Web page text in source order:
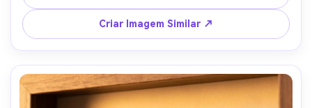
papel em camadas, holofote suave com brilho sutil nas
dobras, retrato dos ombros para cima, clima refinado,
cortes de precisão, alto detalhamento, lente 85mm,
pouca profundidade de campo --ar 4:5
Criar Imagem Similar ↗